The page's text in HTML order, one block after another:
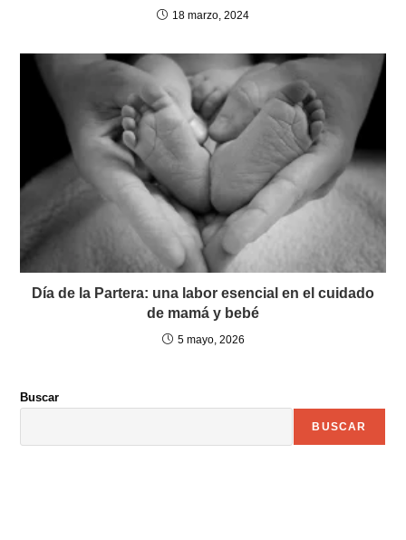
18 marzo, 2024
Día de la Partera: una labor esencial en el cuidado
de mamá y bebé
5 mayo, 2026
Buscar
BUSCAR